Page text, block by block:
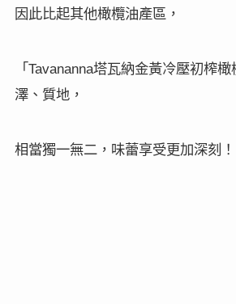
因此比起其他橄欖油產區，
「Tavananna塔瓦納金黃冷壓初榨
澤、質地，
相當獨一無二，味蕾享受更加深刻！